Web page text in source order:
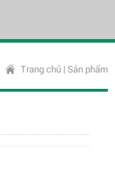
Trang chủ | Sản phẩm